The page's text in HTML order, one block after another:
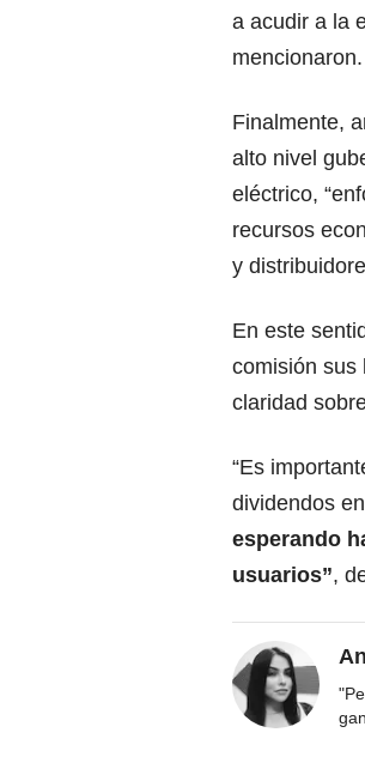
a acudir a la
mencionaron.
Finalmente,
alto nivel
eléctrico,
recursos
y
En este
comisión sus
claridad
“Es
dividendos
esperando
usuarios”,